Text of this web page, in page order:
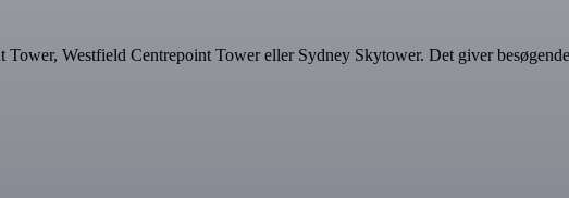
Westfield Centrepoint Tower eller Sydney Skytower. Det giver